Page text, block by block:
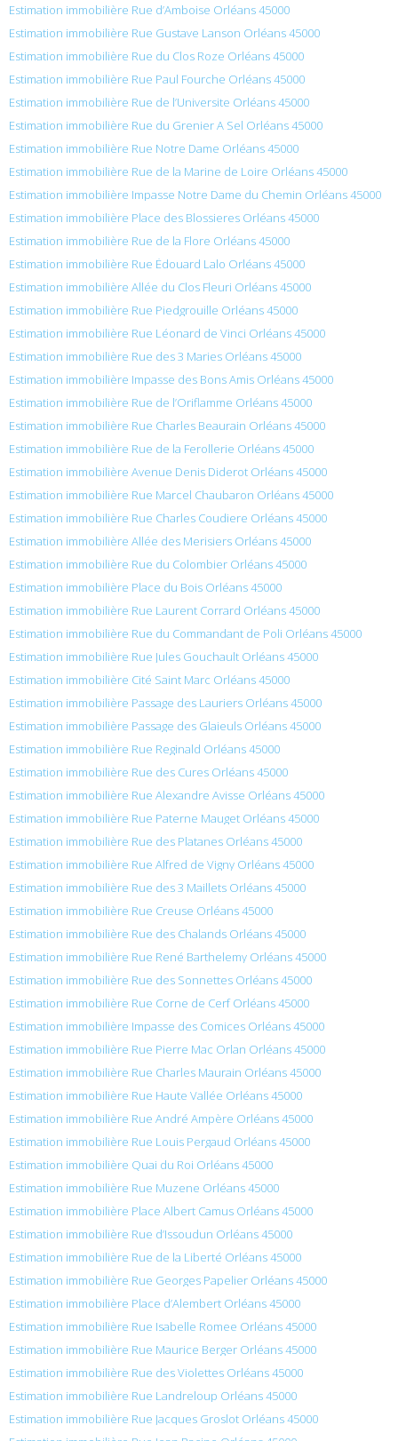
Estimation immobilière Rue d’Amboise Orléans 45000
Estimation immobilière Rue Gustave Lanson Orléans 45000
Estimation immobilière Rue du Clos Roze Orléans 45000
Estimation immobilière Rue Paul Fourche Orléans 45000
Estimation immobilière Rue de l’Universite Orléans 45000
Estimation immobilière Rue du Grenier A Sel Orléans 45000
Estimation immobilière Rue Notre Dame Orléans 45000
Estimation immobilière Rue de la Marine de Loire Orléans 45000
Estimation immobilière Impasse Notre Dame du Chemin Orléans 45000
Estimation immobilière Place des Blossieres Orléans 45000
Estimation immobilière Rue de la Flore Orléans 45000
Estimation immobilière Rue Édouard Lalo Orléans 45000
Estimation immobilière Allée du Clos Fleuri Orléans 45000
Estimation immobilière Rue Piedgrouille Orléans 45000
Estimation immobilière Rue Léonard de Vinci Orléans 45000
Estimation immobilière Rue des 3 Maries Orléans 45000
Estimation immobilière Impasse des Bons Amis Orléans 45000
Estimation immobilière Rue de l’Oriflamme Orléans 45000
Estimation immobilière Rue Charles Beaurain Orléans 45000
Estimation immobilière Rue de la Ferollerie Orléans 45000
Estimation immobilière Avenue Denis Diderot Orléans 45000
Estimation immobilière Rue Marcel Chaubaron Orléans 45000
Estimation immobilière Rue Charles Coudiere Orléans 45000
Estimation immobilière Allée des Merisiers Orléans 45000
Estimation immobilière Rue du Colombier Orléans 45000
Estimation immobilière Place du Bois Orléans 45000
Estimation immobilière Rue Laurent Corrard Orléans 45000
Estimation immobilière Rue du Commandant de Poli Orléans 45000
Estimation immobilière Rue Jules Gouchault Orléans 45000
Estimation immobilière Cité Saint Marc Orléans 45000
Estimation immobilière Passage des Lauriers Orléans 45000
Estimation immobilière Passage des Glaieuls Orléans 45000
Estimation immobilière Rue Reginald Orléans 45000
Estimation immobilière Rue des Cures Orléans 45000
Estimation immobilière Rue Alexandre Avisse Orléans 45000
Estimation immobilière Rue Paterne Mauget Orléans 45000
Estimation immobilière Rue des Platanes Orléans 45000
Estimation immobilière Rue Alfred de Vigny Orléans 45000
Estimation immobilière Rue des 3 Maillets Orléans 45000
Estimation immobilière Rue Creuse Orléans 45000
Estimation immobilière Rue des Chalands Orléans 45000
Estimation immobilière Rue René Barthelemy Orléans 45000
Estimation immobilière Rue des Sonnettes Orléans 45000
Estimation immobilière Rue Corne de Cerf Orléans 45000
Estimation immobilière Impasse des Comices Orléans 45000
Estimation immobilière Rue Pierre Mac Orlan Orléans 45000
Estimation immobilière Rue Charles Maurain Orléans 45000
Estimation immobilière Rue Haute Vallée Orléans 45000
Estimation immobilière Rue André Ampère Orléans 45000
Estimation immobilière Rue Louis Pergaud Orléans 45000
Estimation immobilière Quai du Roi Orléans 45000
Estimation immobilière Rue Muzene Orléans 45000
Estimation immobilière Place Albert Camus Orléans 45000
Estimation immobilière Rue d’Issoudun Orléans 45000
Estimation immobilière Rue de la Liberté Orléans 45000
Estimation immobilière Rue Georges Papelier Orléans 45000
Estimation immobilière Place d’Alembert Orléans 45000
Estimation immobilière Rue Isabelle Romee Orléans 45000
Estimation immobilière Rue Maurice Berger Orléans 45000
Estimation immobilière Rue des Violettes Orléans 45000
Estimation immobilière Rue Landreloup Orléans 45000
Estimation immobilière Rue Jacques Groslot Orléans 45000